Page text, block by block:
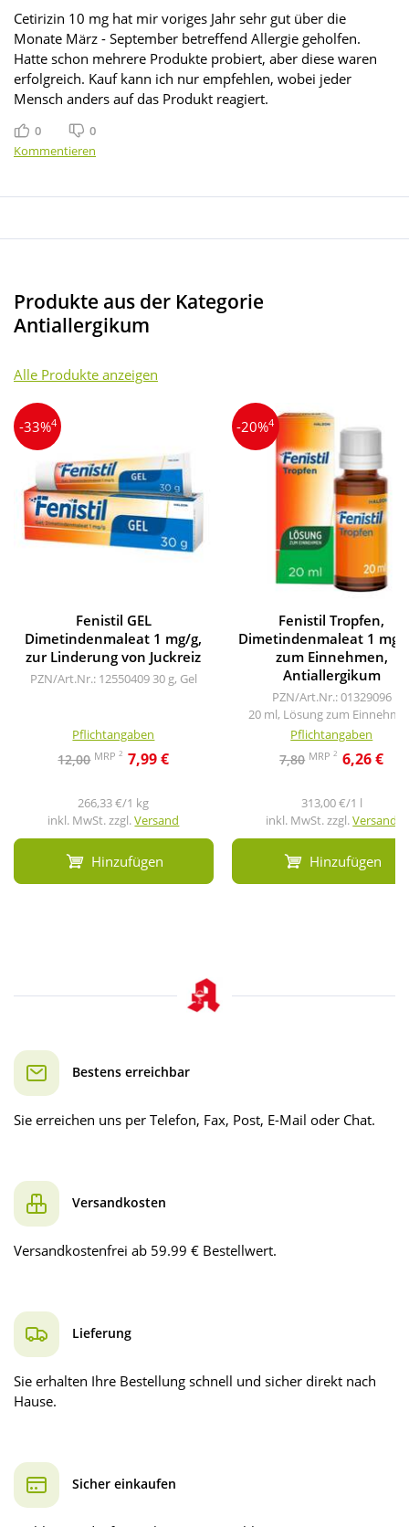
Cetirizin 10 mg hat mir voriges Jahr sehr gut über die
Monate März - September betreffend Allergie geholfen.
Hatte schon mehrere Produkte probiert, aber diese waren
erfolgreich. Kauf kann ich nur empfehlen, wobei jeder
Mensch anders auf das Produkt reagiert.
Gefällt mir
0 Gefällt mir nicht
0
Kommentieren
Produkte aus der Kategorie
Antiallergikum
Alle Produkte anzeigen
-33%4
Fenistil GEL
Dimetindenmaleat 1 mg/g,
zur Linderung von Juckreiz
PZN/Art.Nr.: 12550409 30 g, Gel
Pflichtangaben
12,00 MRP2 7,99 €
266,33 €/1 kg
inkl. MwSt. zzgl.Versand
Hinzufügen
-20%4
Fenistil Tropfen,
Dimetindenmaleat 1 mg/
zum Einnehmen,
Antiallergikum
PZN/Art.Nr.: 01329096
20 ml, Lösung zum
Pflichtangaben
7,80 MRP2 6,26 €
313,00 €/1 l
inkl. MwSt. zzgl.Versand
Hinzufügen
Bestens erreichbar
Sie erreichen uns per Telefon, Fax, Post, E-Mail oder Chat.
Versandkosten
Versandkostenfrei ab 59.99 € Bestellwert.
Lieferung
Sie erhalten Ihre Bestellung schnell und sicher direkt nach
Hause.
Sicher einkaufen